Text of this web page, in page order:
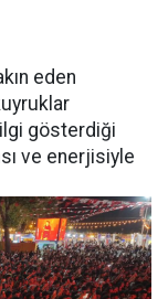
eden
gösterdiği
ve enerjisiyle